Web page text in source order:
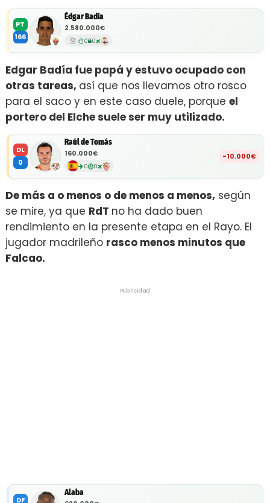
PT
166
Édgar Badía
2.580.000€
0 0
Edgar Badía fue papá y estuvo ocupado con
otras tareas, así que nos llevamos otro rosco
para el saco y en este caso duele, porque el
portero del Elche suele ser muy utilizado.
DL
0
Raúl de Tomás
160.000€
0 0
-10.000€
De más a o menos o de menos a menos, según
se mire, ya que RdT no ha dado buen
rendimiento en la presente etapa en el Rayo. El
jugador madrileño rasco menos minutos que
Falcao.
Publicidad
DF
Alaba